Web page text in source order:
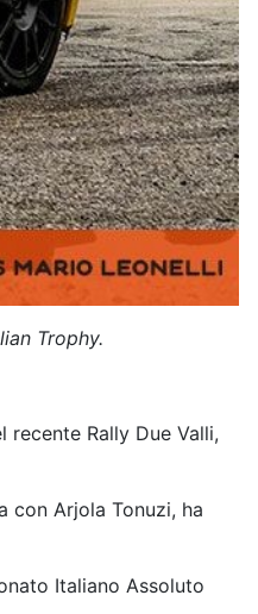
Trophy.
Rally Due Valli,
con Arjola Tonuzi, ha
Italiano Assoluto